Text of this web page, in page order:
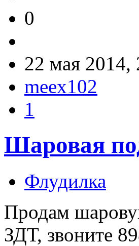
0
22 мая 2014,
meex102
1
Шаровая
Флудилка
Продам
ЗДТ, звоните